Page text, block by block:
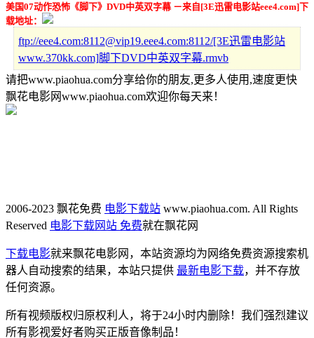
美国07动作恐怖《脚下》DVD中英双字幕 －来自[3E迅雷电影站eee4.com]下
载地址：
ftp://eee4.com:8112@vip19.eee4.com:8112/[3E迅雷电影站
www.370kk.com]脚下DVD中英双字幕.rmvb
请把www.piaohua.com分享给你的朋友,更多人使用,速度更快
飘花电影网www.piaohua.com欢迎你每天来！
2006-2023 飘花免费 电影下载站 www.piaohua.com. All Rights
Reserved 电影下载网站 免费就在飘花网
下载电影就来飘花电影网，本站资源均为网络免费资源搜索机
器人自动搜索的结果，本站只提供 最新电影下载，并不存放
任何资源。
所有视频版权归原权利人，将于24小时内删除！我们强烈建议
所有影视爱好者购买正版音像制品！